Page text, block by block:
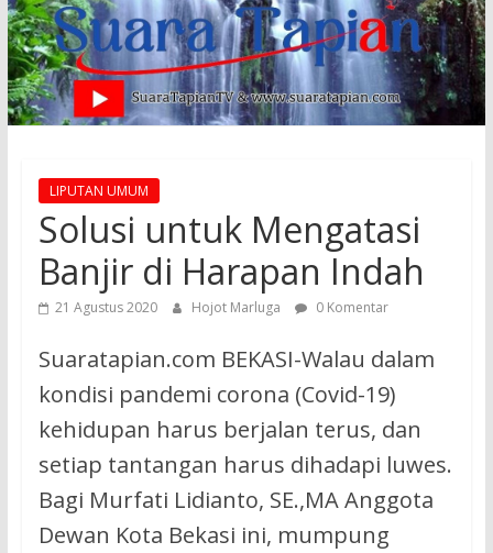
LIPUTAN UMUM
Solusi untuk Mengatasi
Banjir di Harapan Indah
21 Agustus 2020 Hojot Marluga 0 Komentar
Suaratapian.com BEKASI-Walau dalam
kondisi pandemi corona (Covid-19)
kehidupan harus berjalan terus, dan
setiap tantangan harus dihadapi luwes.
Bagi Murfati Lidianto, SE.,MA Anggota
Dewan Kota Bekasi ini, mumpung